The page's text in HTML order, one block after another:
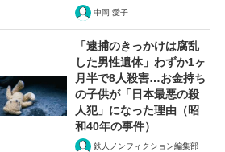
中岡 愛子
「逮捕のきっかけは腐乱
した男性遺体」わずか1ヶ
月半で8人殺害…お金持ち
の子供が「日本最悪の殺
人犯」になった理由（昭
和40年の事件）
鉄人ノンフィクション編集部